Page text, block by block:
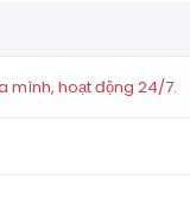
mình, hoạt động 24/7.